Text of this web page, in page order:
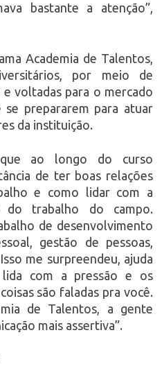
bastante a atenção”,
Academia de Talentos,
por meio de
voltadas para o mercado
prepararem para atuar
da instituição.
ao longo do curso
de ter boas relações
e como lidar com a
trabalho do campo.
de desenvolvimento
gestão de pessoas,
me surpreendeu, ajuda
com a pressão e os
são faladas pra você.
de Talentos, a gente
mais assertiva”.